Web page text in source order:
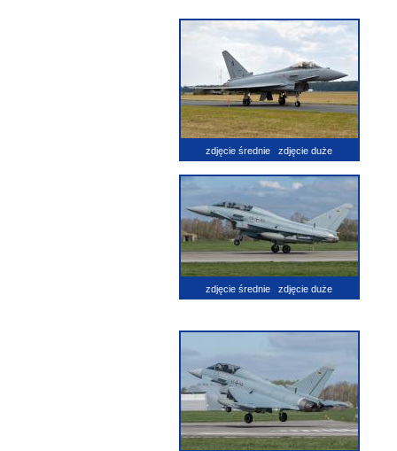
zdjęcie średnie zdjęcie duże
zdjęcie średnie zdjęcie duże